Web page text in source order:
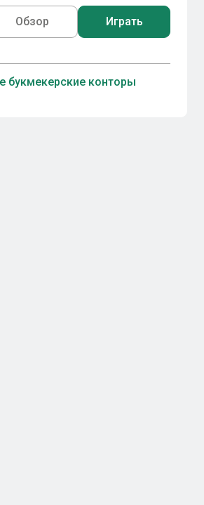
Обзор Играть
букмекерские конторы